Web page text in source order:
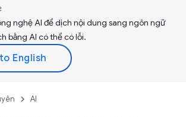
nghệ AI để dịch nội dung sang ngôn ngữ
bằng AI có thể có lỗi.
AI